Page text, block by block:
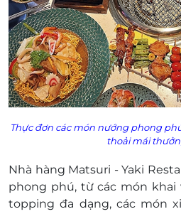
Thực đơn các món nướng phong
thoải mái
Nhà hàng Matsuri - Yaki
phong phú, từ các món khai
topping đa dạng, các món